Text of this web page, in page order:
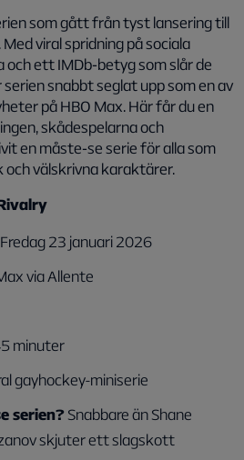
som gått från tyst lansering till
viral spridning på sociala
ett IMDb‑betyg som slår de
snabbt seglat upp som en av
på HBO Max. Här får du en
skådespelarna och
en måste‑se serie för alla som
välskrivna karaktärer.
Fredag 23 januari 2026
via Allente
minuter
gayhockey-miniserie
serien?Snabbare än Shane
skjuter ett slagskott